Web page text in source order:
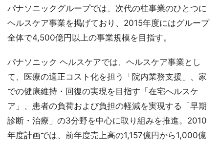
パナソニックグループでは、次代の柱事業のひとつに
ヘルスケア事業を掲げており、2015年度にはグループ
全体で4,500億円以上の事業規模を目指す。
パナソニック ヘルスケアでは、ヘルスケア事業とし
て、医療の適正コスト化を担う「院内業務支援」、家
での健康維持・回復の実現を目指す「在宅へルスケ
ア」、患者の負荷および負担の軽減を実現する「早期
診断・治療」の3分野を中心に取り組みを推進。2010
年度計画では、前年度売上高の1,157億円から1,000億